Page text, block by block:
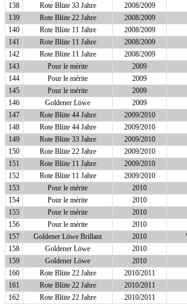
138
Rote Blüte 33 Jahre 2008/2009
139
Rote Blüte 22 Jahre 2008/2009
140
Rote Blüte 11 Jahre 2008/2009
141
Rote Blüte 11 Jahre 2008/2009
142
Rote Blüte 11 Jahre 2008/2009
143
Pour le mérite 2009
144
Pour le mérite 2009
145
Pour le mérite 2009
146
Goldener Löwe 2009
147
Rote Blüte 44 Jahre 2009/2010
148
Rote Blüte 44 Jahre 2009/2010
149
Rote Blüte 33 Jahre 2009/2010
150
Rote Blüte 22 Jahre 2009/2010
151
Rote Blüte 11 Jahre 2009/2010
152
Rote Blüte 11 Jahre 2009/2010
153
Pour le mérite 2010
154
Pour le mérite 2010
155
Pour le mérite 2010
156
Pour le mérite 2010
157
Goldener Löwe Brillant 2010
158
Goldener Löwe 2010
159
Goldener Löwe 2010
160
Rote Blüte 22 Jahre 2010/2011
161
Rote Blüte 22 Jahre 2010/2011
162
Rote Blüte 22 Jahre 2010/2011